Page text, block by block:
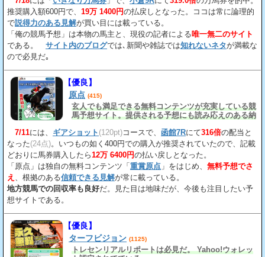
推奨購入額600円で、 19万 1400円の払戻しとなった。ココは常に論理的
で説得力のある見解が買い目には載っている。
「俺の競馬予想」は本物の馬主と、現役の記者による唯一無二のサイト
である。 サイト内のブログでは､新聞や雑誌では知れないネタが満載な
ので必見だ｡
【優良】
原点 (415)
玄人でも満足できる無料コンテンツが充実している競
馬予想サイト。提供される予想にも読み応えのある納
7/11には、 ギアショット (120pt)コースで、 函館7Rにて316倍の配当と
なった(24点)。いつもの如く400円での購入が推奨されていたので、記載
どおりに馬券購入したら12万 6400円の払い戻しとなった。
「原点」は独自の無料コンテンツ「 重賞原点 」をはじめ、 無料予想でさ
え 、根拠のある信頼できる見解が常に載っている。
地方競馬での回収率も良好だ。見た目は地味だが、今後も注目したい予
想サイトである。
【優良】
ターフビジョン (1125)
トレセンリアルリポートは必見だ。 Yahoo!ウォレッ